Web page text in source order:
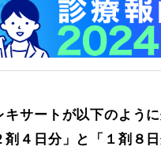
キサートが以下のよう
剤４日分」と「１剤８